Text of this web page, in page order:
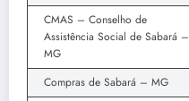
CMAS – Conselho de
Assistência Social de Sabará –
MG
Compras de Sabará – MG